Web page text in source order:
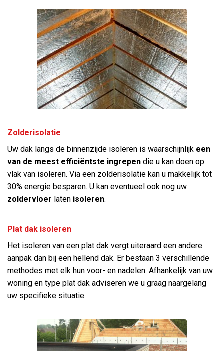
Zolderisolatie
Uw dak langs de binnenzijde isoleren is waarschijnlijk een
van de meest efficiëntste ingrepen die u kan doen op
vlak van isoleren. Via een zolderisolatie kan u makkelijk tot
30% energie besparen. U kan eventueel ook nog uw
zoldervloer laten isoleren.
Plat dak isoleren
Het isoleren van een plat dak vergt uiteraard een andere
aanpak dan bij een hellend dak. Er bestaan 3 verschillende
methodes met elk hun voor- en nadelen. Afhankelijk van uw
woning en type plat dak adviseren we u graag naargelang
uw specifieke situatie.